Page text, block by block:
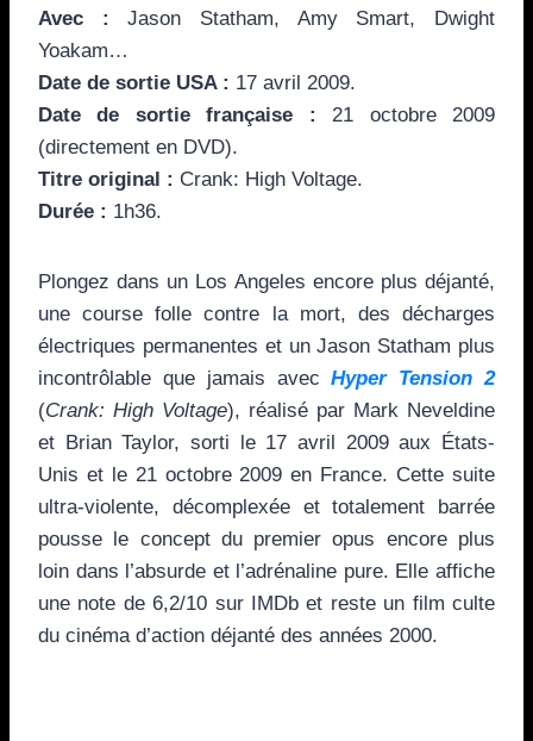
Avec : Jason Statham, Amy Smart, Dwight
Yoakam…
Date de sortie USA : 17 avril 2009.
Date de sortie française : 21 octobre 2009
(directement en DVD).
Titre original : Crank: High Voltage.
Durée : 1h36.
Plongez dans un Los Angeles encore plus déjanté,
une course folle contre la mort, des décharges
électriques permanentes et un Jason Statham plus
incontrôlable que jamais avecHyper Tension 2
(Crank: High Voltage), réalisé par Mark Neveldine
et Brian Taylor, sorti le 17 avril 2009 aux États-
Unis et le 21 octobre 2009 en France. Cette suite
ultra-violente, décomplexée et totalement barrée
pousse le concept du premier opus encore plus
loin dans l’absurde et l’adrénaline pure. Elle affiche
une note de 6,2/10 sur IMDb et reste un film culte
du cinéma d’action déjanté des années 2000.